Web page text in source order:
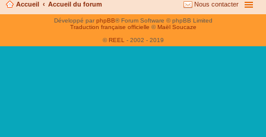
Accueil Accueil du forum Nous contacter
Développé parphpBB® Forum Software © phpBB Limited
Traduction française officielle © Maël Soucaze
© REEL - 2002 - 2019